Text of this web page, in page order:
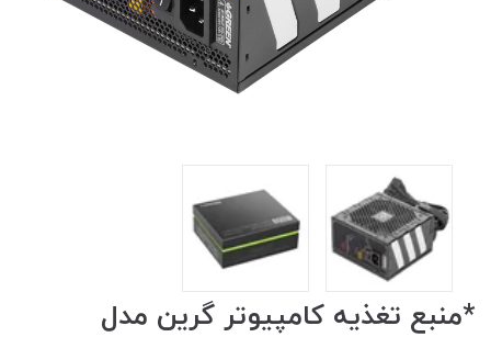
*منبع تغذیه کامپیوتر گرین مدل